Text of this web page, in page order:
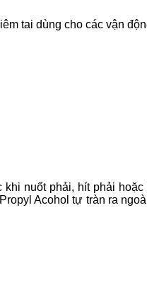
tai dùng cho các vận
khi nuốt phải, hít phải hoặc
Acohol tự tràn ra